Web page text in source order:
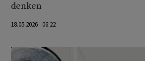
denken
18.05.2026 06:22